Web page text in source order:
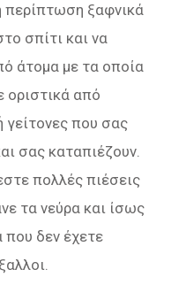
περίπτωση ξαφνικά
σπίτι και να
άτομα με τα οποία
οριστικά από
γείτονες που σας
σας καταπιέζουν.
πολλές πιέσεις
τα νεύρα και ίσως
δεν έχετε